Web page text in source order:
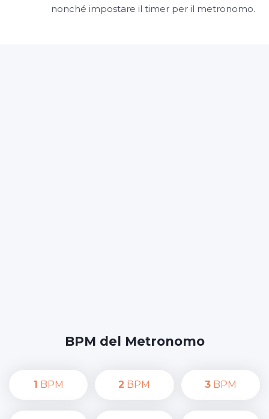
nonché impostare il timer per il metronomo.
BPM del Metronomo
1 BPM 2 BPM 3BPM